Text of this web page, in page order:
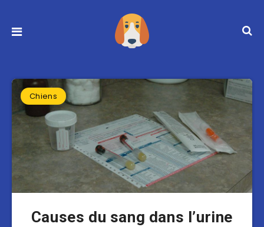
Chiens
Causes du sang dans l’urine